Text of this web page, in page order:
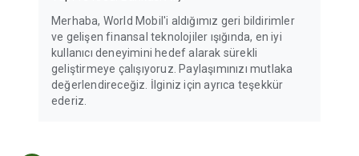
Merhaba, World Mobil'i aldığımız geri bildirimler
ve gelişen finansal teknolojiler ışığında, en iyi
kullanıcı deneyimini hedef alarak sürekli
geliştirmeye çalışıyoruz. Paylaşımınızı mutlaka
değerlendireceğiz. İlginiz için ayrıca teşekkür
ederiz.